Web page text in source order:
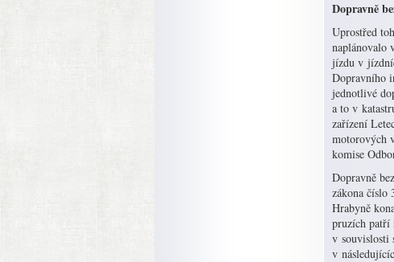
Dopravně
Uprostřed
naplánovalo
jízdu v
Dopravního
jednotlivé
a to v
zařízení
motorových
komise
Dopravně
zákona číslo
Hrabyně
pruzích patří
v souvislosti
v